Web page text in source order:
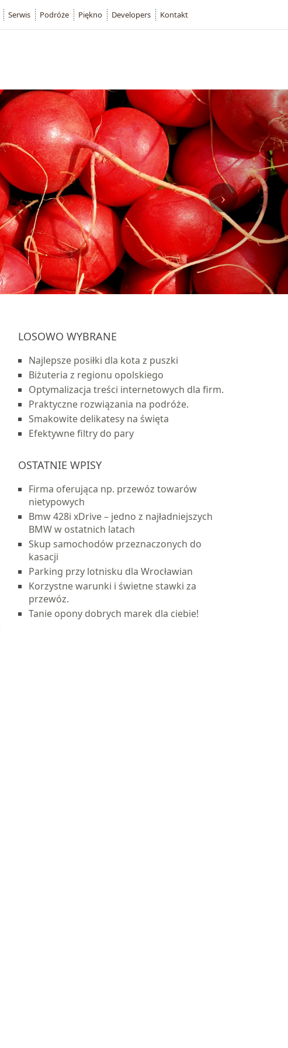
LOSOWO WYBRANE
Najlepsze posiłki dla kota z puszki
Biżuteria z regionu opolskiego
Optymalizacja treści internetowych dla firm.
Praktyczne rozwiązania na podróże.
Smakowite delikatesy na święta
Efektywne filtry do pary
OSTATNIE WPISY
Firma oferująca np. przewóz towarów
nietypowych
Bmw 428i xDrive – jedno z najładniejszych
BMW w ostatnich latach
Skup samochodów przeznaczonych do
kasacji
Parking przy lotnisku dla Wrocławian
Korzystne warunki i świetne stawki za
przewóz.
Tanie opony dobrych marek dla ciebie!
Serwis Podróże Piękno Developers Kontakt